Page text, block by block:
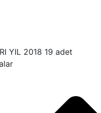
YIL 2018 19 adet